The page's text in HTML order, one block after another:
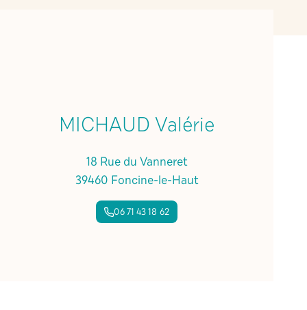
MICHAUD Valérie
18 Rue du Vanneret
39460 Foncine-le-Haut
06 71 43 18 62